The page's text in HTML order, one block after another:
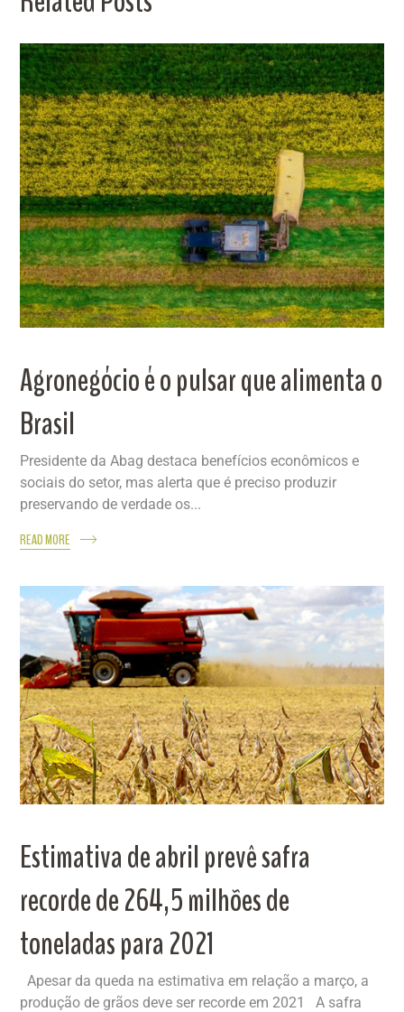
Agronegócio é o pulsar que alimenta o
Brasil
Presidente da Abag destaca benefícios econômicos e
sociais do setor, mas alerta que é preciso produzir
preservando de verdade os...
READ MORE
Estimativa de abril prevê safra
recorde de 264,5 milhões de
toneladas para 2021
Apesar da queda na estimativa em relação a março, a
produção de grãos deve ser recorde em 2021 A safra